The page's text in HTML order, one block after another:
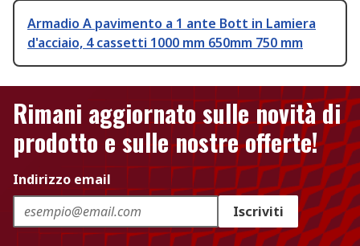
Armadio A pavimento a 1 ante Bott in Lamiera
d'acciaio, 4 cassetti 1000 mm 650mm 750 mm
Rimani aggiornato sulle novità di
prodotto e sulle nostre offerte!
Indirizzo email
Iscriviti